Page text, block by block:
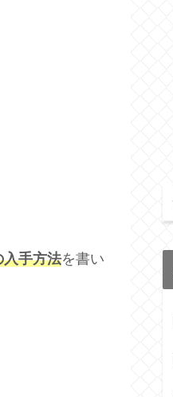
入手方法を書い